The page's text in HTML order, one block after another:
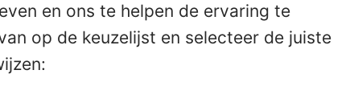
en ons te helpen de ervaring te
op de keuzelijst en selecteer de juiste